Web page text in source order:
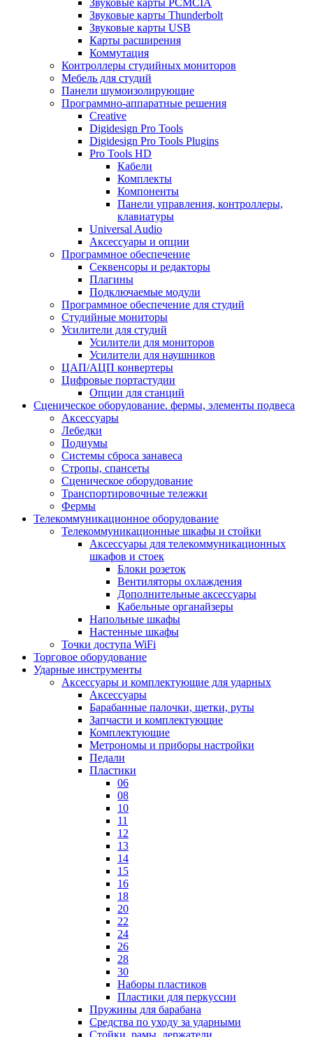
Звуковые карты PCMCIA
Звуковые карты Thunderbolt
Звуковые карты USB
Карты расширения
Коммутация
Контроллеры студийных мониторов
Мебель для студий
Панели шумоизолирующие
Программно-аппаратные решения
Creative
Digidesign Pro Tools
Digidesign Pro Tools Plugins
Pro Tools HD
Кабели
Комплекты
Компоненты
Панели управления, контроллеры,
клавиатуры
Universal Audio
Аксессуары и опции
Программное обеспечение
Cеквенсоры и редакторы
Плагины
Подключаемые модули
Программное обеспечение для студий
Студийные мониторы
Усилители для студий
Усилители для мониторов
Усилители для наушников
ЦАП/АЦП конвертеры
Цифровые портастудии
Опции для станций
Сценическое оборудование. фермы, элементы подвеса
Аксессуары
Лебедки
Подиумы
Системы сброса занавеса
Стропы, спансеты
Сценическое оборудование
Транспортировочные тележки
Фермы
Телекоммуникационное оборудование
Телекоммуникационные шкафы и стойки
Аксессуары для телекоммуникационных
шкафов и стоек
Блоки розеток
Вентиляторы охлаждения
Дополнительные аксессуары
Кабельные органайзеры
Напольные шкафы
Настенные шкафы
Точки доступа WiFi
Торговое оборудование
Ударные инструменты
Аксессуары и комплектующие для ударных
Аксессуары
Барабанные палочки, щетки, руты
Запчасти и комплектующие
Комплектующие
Метрономы и приборы настройки
Педали
Пластики
06
08
10
11
12
13
14
15
16
18
20
22
24
26
28
30
Наборы пластиков
Пластики для перкуссии
Пружины для барабана
Средства по уходу за ударными
Стойки, рамы, держатели